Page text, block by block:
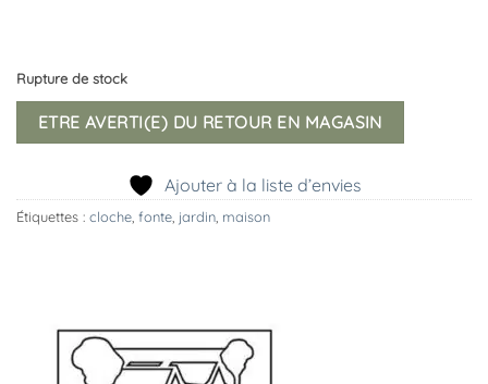
Rupture de stock
ETRE AVERTI(E) DU RETOUR EN MAGASIN
Ajouter à la liste d’envies
Étiquettes : cloche fonte jardin maison